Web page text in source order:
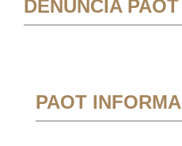
DENUNCIA PAOT
PAOT INFORMA